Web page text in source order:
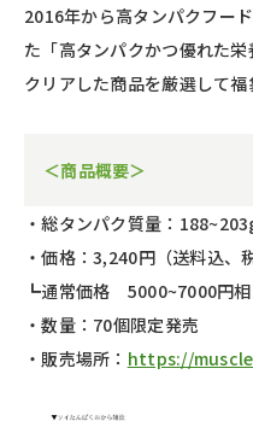
2016年から高タンパクフー
た「高タンパクかつ優れた
クリアした商品を厳選して福
＜商品概要＞
・総タンパク質量：
・価格：3,240円（送料込、
┗通常価格 5000~7000円相
・数量：70個限定発売
・販売場所： https://